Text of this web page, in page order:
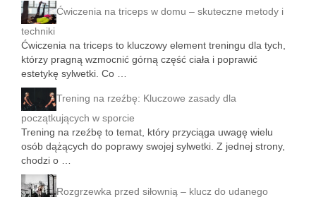
Ćwiczenia na triceps w domu – skuteczne metody i
techniki
Ćwiczenia na triceps to kluczowy element treningu dla tych,
którzy pragną wzmocnić górną część ciała i poprawić
estetykę sylwetki. Co …
Trening na rzeźbę: Kluczowe zasady dla
początkujących w sporcie
Trening na rzeźbę to temat, który przyciąga uwagę wielu
osób dążących do poprawy swojej sylwetki. Z jednej strony,
chodzi o …
Rozgrzewka przed siłownią – klucz do udanego